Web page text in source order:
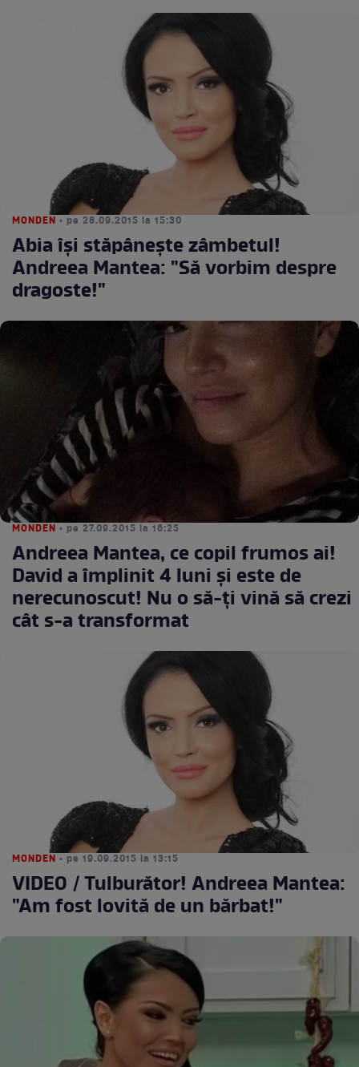
MONDEN • pe 28.09.2015 la 15:30
Abia îşi stăpâneşte zâmbetul!
Andreea Mantea: "Să vorbim despre
dragoste!"
MONDEN • pe 27.09.2015 la 16:25
Andreea Mantea, ce copil frumos ai!
David a împlinit 4 luni şi este de
nerecunoscut! Nu o să-ţi vină să crezi
cât s-a transformat
MONDEN • pe 19.09.2015 la 13:15
VIDEO / Tulburător! Andreea Mantea:
"Am fost lovită de un bărbat!"